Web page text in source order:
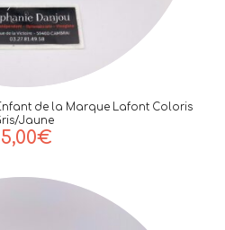
de la Marque Lafont Coloris
Jaune
€